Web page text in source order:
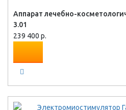
Аппарат лечебно-
3.01
239 400 р.